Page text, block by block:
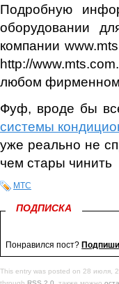
Подробную
оборудовании
компании
http://
любом
Фуф, вроде бы
системы
уже реально не
чем стары чинить
МТС
ПОДПИСКА
Понравился пост?
This entry was posted on 28 июля,